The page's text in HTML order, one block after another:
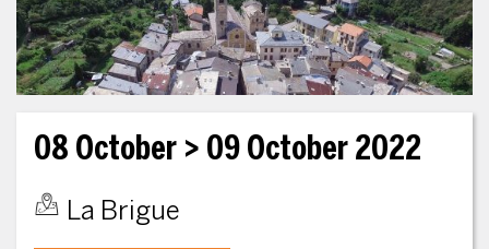
08 October > 09 October 2022
La Brigue